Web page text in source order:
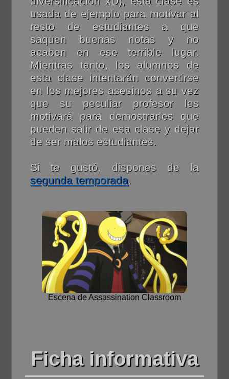
usada de ejemplo para motivar al
resto de estudiantes a que
saquen buenas notas y no
acaben en ese terrible lugar.
Mientras tanto, los alumnos de
esta clase intentarán convertirse
en los mejores asesinos a su vez
que su peculiar profesor les
motivará para demostrarles que
pueden salir de esa clase y dejar
de ser malos estudiantes.
Si te gustó, dispones de la
segunda temporada.
Escena de Assassination Classroom
Ficha informativa